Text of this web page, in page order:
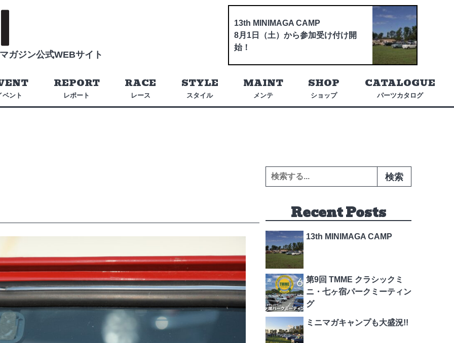
ガジン公式WEBサイト
13th MINIMAGA CAMP
8月1日（土）から参加受け付け開
始！
ベント レポート
REPORT
レース
RACE
スタイル
STYLE
メンテ
MAINT
ショップ
SHOP
パーツカタログ
CATALOGUE
検索:
Recent Posts
13th MINIMAGA CAMP
第9回 TMME クラシックミ
ニ・七ヶ宿パークミーティン
グ
ミニマガキャンプも大盛況!!